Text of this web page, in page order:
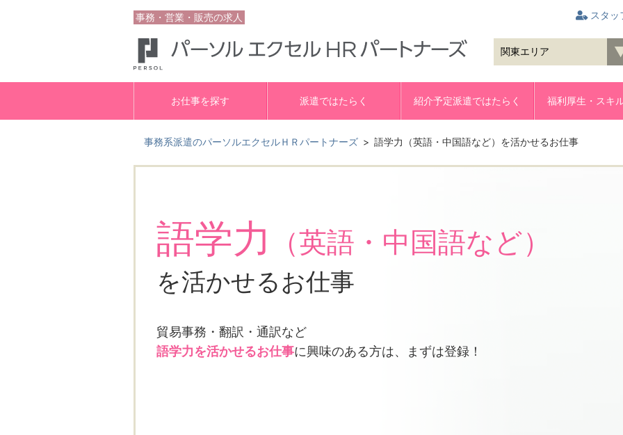
事務・営業・販売の求人 スタッ
お仕事を探す 派遣ではたらく 紹介予定派遣ではたらく 福利厚生・スキ
事務系派遣のパーソルエクセルＨＲパートナーズ 語学力（英語・中国語など）を活かせるお仕事
語学力 （英語・中国語など）
を活かせるお仕事
貿易事務・翻訳・通訳など
語学力を活かせるお仕事に興味のある方は、まずは登録！